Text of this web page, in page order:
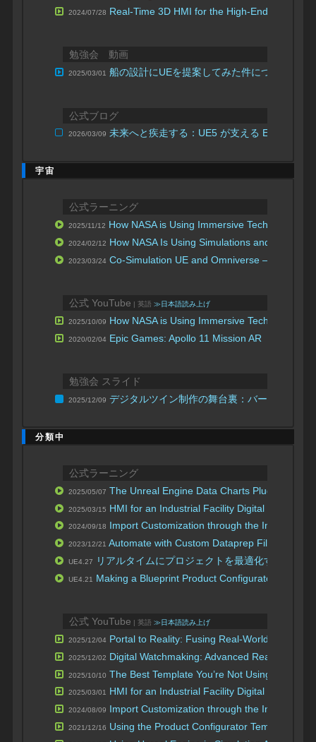
2024/07/28 Real-Time 3D HMI for the High-End Yacht
勉強会 動画
2025/03/01 船の設計にUEを提案してみた件について
公式ブログ
2026/03/09 未来へと疾走する：UE5 が支える E1 レース
宇宙
公式ラーニング
2025/11/12 How NASA is Using Immersive Technology
2024/02/12 How NASA Is Using Simulations and Game
2023/03/24 Co-Simulation UE and Omniverse –
公式 YouTube | 英語 ≫日本語読み上げ
2025/10/09 How NASA is Using Immersive Technology
2020/02/04 Epic Games: Apollo 11 Mission AR
勉強会 スライド
2025/12/09 デジタルツイン制作の舞台裏：バーチャル
分類中
公式ラーニング
2025/05/07 The Unreal Engine Data Charts Plugin
2025/03/15 HMI for an Industrial Facility Digital Twin with
2024/09/18 Import Customization through the
2023/12/21 Automate with Custom Dataprep Filters &
UE4.27 リアルタイムにプロジェクトを最適化する
UE4.21 Making a Blueprint Product Configurator
公式 YouTube | 英語 ≫日本語読み上げ
2025/12/04 Portal to Reality: Fusing Real-World Assets
2025/12/02 Digital Watchmaking: Advanced Real-time
2025/10/10 The Best Template You’re Not Using:
2025/03/01 HMI for an Industrial Facility Digital Twin with
2024/08/09 Import Customization through the
2021/12/16 Using the Product Configurator Template |